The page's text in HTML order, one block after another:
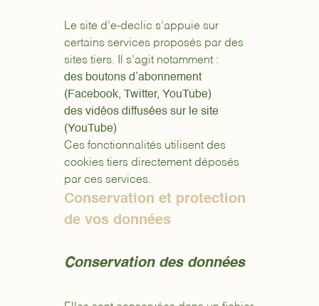
Le site d’e-declic s’appuie sur
certains services proposés par des
sites tiers. Il s’agit notamment :
des boutons d’abonnement
(Facebook, Twitter, YouTube)
des vidéos diffusées sur le site
(YouTube)
Ces fonctionnalités utilisent des
cookies tiers directement déposés
par ces services.
Conservation et protection
de vos données
Conservation des données